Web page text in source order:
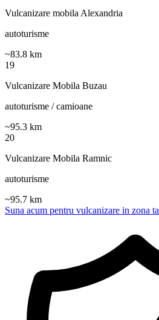
Vulcanizare mobila Alexandria
autoturisme
~83.8 km
19
Vulcanizare Mobila Buzau
autoturisme / camioane
~95.3 km
20
Vulcanizare Mobila Ramnic
autoturisme
~95.7 km
Suna acum pentru vulcanizare in zona ta